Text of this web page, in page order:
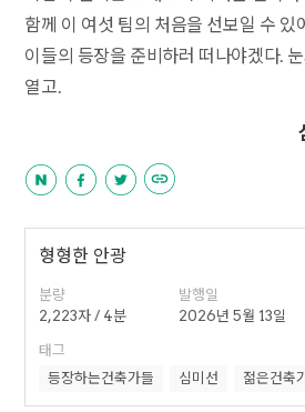
함께 이 여섯 팀의 처음을 선보일 수 있
이들의 등장을 준비하러 떠나야겠다.
열고.
형형한 안광
분량
2,223자 / 4분
발행일
2026년 5월 13일
태그
등장하는건축가들
심미선 젊은건축